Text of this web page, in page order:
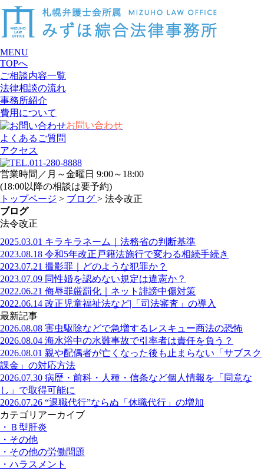
MENU
TOPへ
ご相談内容一覧
法律相談の流れ
事務所紹介
費用について
お問い合わせ
よくあるご質問
アクセス
営業時間／月～金曜日 9:00～18:00
(18:00以降の相談は要予約)
トップページ > ブログ > 法令改正
ブログ
法令改正
2025.03.01 キラキラネーム｜法務省の判断基準
2023.08.18 令和5年改正戸籍法施行で変わる相続手続き
2023.07.21 撮影罪｜どのような犯罪か？
2023.07.09 同性婚を認めない規定は違憲か？
2022.06.21 侮辱罪厳罰化｜ネット誹謗中傷対策
2022.06.14 改正児童福祉法など|「司法審査」の導入
最新記事
2026.08.08 害虫駆除などで急増するレスキュー商法の恐怖
2026.08.04 海水浴中の水難事故で引率者は責任を負う？
2026.08.01 親や配偶者が亡くなった後も止まらない「サブスク
課金」の対応方法
2026.07.30 病歴・前科・人種・信条など個人情報を「同意な
し」で取得可能に
2026.07.26 “退職代行”ならぬ「休職代行」の増加
カテゴリアーカイブ
・Ｂ型肝炎
・その他
・その他の労働問題
・ハラスメント